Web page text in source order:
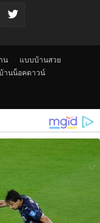
น
แบบบ้านสวย
านน็อคดาวน์